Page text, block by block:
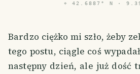
⌖ 42.6887° N ·
Bardzo ciężko mi szło, żeby
tego postu, ciągle coś
następny dzień, ale już dość